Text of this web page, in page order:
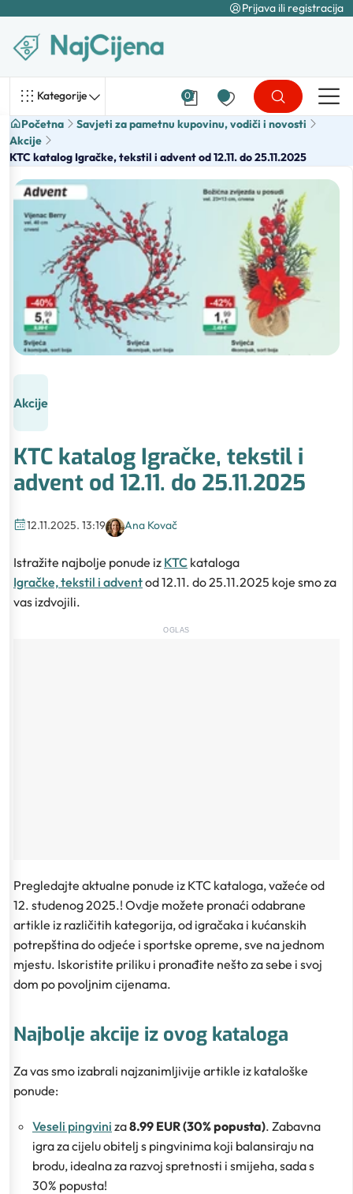
Prijava ili registracija
Kategorije 0
Početna
Savjeti za pametnu kupovinu, vodiči i novosti
Akcije
KTC katalog Igračke, tekstil i advent od 12.11. do 25.11.2025
Akcije
KTC katalog Igračke, tekstil i
advent od 12.11. do 25.11.2025
12.11.2025. 13:19 Ana Kovač
Istražite najbolje ponude iz KTC kataloga
Igračke, tekstil i adventod 12.11. do 25.11.2025 koje smo za
vas izdvojili.
OGLAS
Pregledajte aktualne ponude iz KTC kataloga, važeće od
12. studenog 2025.! Ovdje možete pronaći odabrane
artikle iz različitih kategorija, od igračaka i kućanskih
potrepština do odjeće i sportske opreme, sve na jednom
mjestu. Iskoristite priliku i pronađite nešto za sebe i svoj
dom po povoljnim cijenama.
Najbolje akcije iz ovog kataloga
Za vas smo izabrali najzanimljivije artikle iz kataloške
ponude:
Veseli pingvini za8.99 EUR (30% popusta). Zabavna
igra za cijelu obitelj s pingvinima koji balansiraju na
brodu, idealna za razvoj spretnosti i smijeha, sada s
30% popusta!